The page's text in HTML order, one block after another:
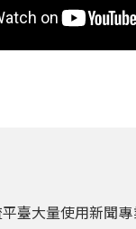
臺大量使用新聞